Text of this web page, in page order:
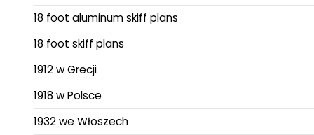
18 foot aluminum skiff plans
18 foot skiff plans
1912 w Grecji
1918 w Polsce
1932 we Włoszech